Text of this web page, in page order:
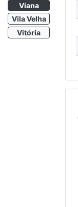
Viana
Vila Velha
Vitória